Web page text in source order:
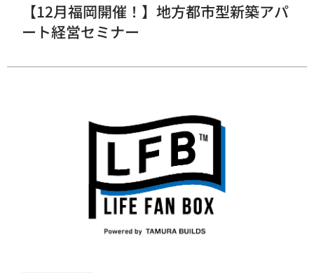
【12月福岡開催！】地方都市型新築アパ
ート経営セミナー